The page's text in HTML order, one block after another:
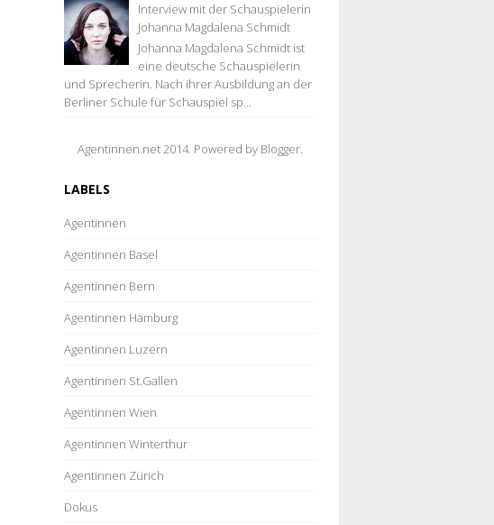
Interview mit der Schauspielerin
Johanna Magdalena Schmidt
Johanna Magdalena Schmidt ist
eine deutsche Schauspielerin
und Sprecherin. Nach ihrer Ausbildung an der
Berliner Schule für Schauspiel sp...
Agentinnen.net 2014. Powered by Blogger.
LABELS
Agentinnen
Agentinnen Basel
Agentinnen Bern
Agentinnen Hamburg
Agentinnen Luzern
Agentinnen St.Gallen
Agentinnen Wien
Agentinnen Winterthur
Agentinnen Zürich
Dokus